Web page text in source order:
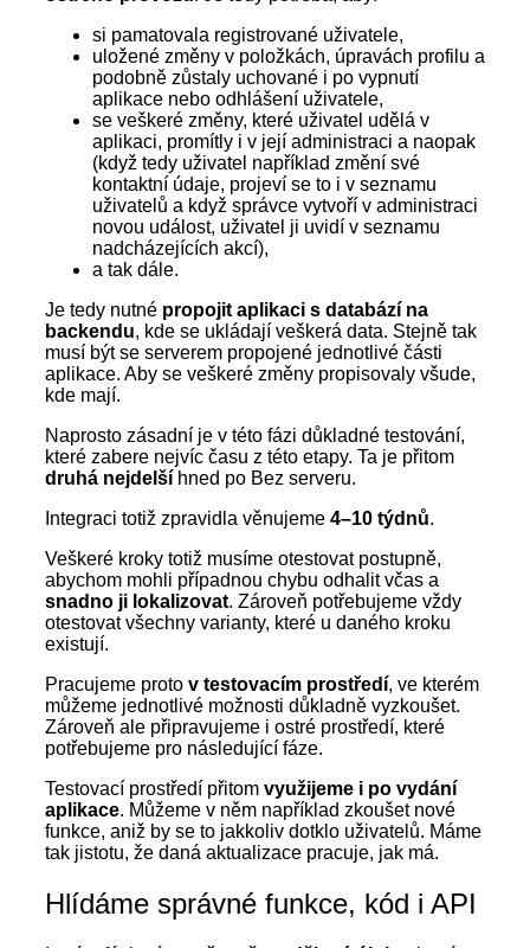
si pamatovala registrované uživatele,
uložené změny v položkách, úpravách profilu a
podobně zůstaly uchované i po vypnutí
aplikace nebo odhlášení uživatele,
se veškeré změny, které uživatel udělá v
aplikaci, promítly i v její administraci a naopak
(když tedy uživatel například změní své
kontaktní údaje, projeví se to i v seznamu
uživatelů a když správce vytvoří v administraci
novou událost, uživatel ji uvidí v seznamu
nadcházejících akcí),
a tak dále.
Je tedy nutné propojit aplikaci s databází na
backendu, kde se ukládají veškerá data. Stejně tak
musí být se serverem propojené jednotlivé části
aplikace. Aby se veškeré změny propisovaly všude,
kde mají.
Naprosto zásadní je v této fázi důkladné testování,
které zabere nejvíc času z této etapy. Ta je přitom
druhá nejdelší hned po Bez serveru.
Integraci totiž zpravidla věnujeme 4–10 týdnů.
Veškeré kroky totiž musíme otestovat postupně,
abychom mohli případnou chybu odhalit včas a
snadno ji lokalizovat. Zároveň potřebujeme vždy
otestovat všechny varianty, které u daného kroku
existují.
Pracujeme proto v testovacím prostředí, ve kterém
můžeme jednotlivé možnosti důkladně vyzkoušet.
Zároveň ale připravujeme i ostré prostředí, které
potřebujeme pro následující fáze.
Testovací prostředí přitom využijeme i po vydání
aplikace. Můžeme v něm například zkoušet nové
funkce, aniž by se to jakkoliv dotklo uživatelů. Máme
tak jistotu, že daná aktualizace pracuje, jak má.
Hlídáme správné funkce, kód i API